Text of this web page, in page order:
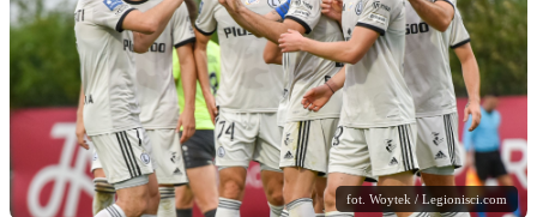
fot. Woytek / Legionisci.com